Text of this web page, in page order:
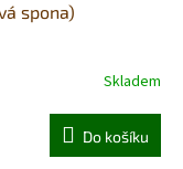
spona)
Skladem
Do košíku